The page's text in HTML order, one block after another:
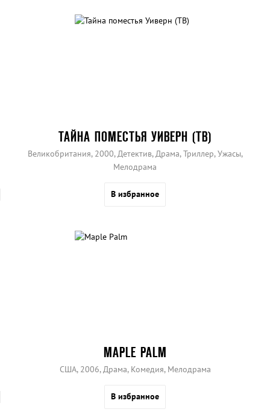
ТАЙНА ПОМЕСТЬЯ УИВЕРН (ТВ)
Великобритания, 2000, Детектив, Драма, Триллер, Ужасы,
Мелодрама
В избранное
MAPLE PALM
США, 2006, Драма, Комедия, Мелодрама
В избранное